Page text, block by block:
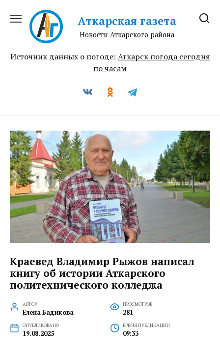
содержанию
Аткарская газета
Новости Аткарского района
Источник данных о погоде: Аткарск погода сегодня
по часам
Краевед Владимир Рыжов написал
книгу об истории Аткарского
политехнического колледжа
АВТОР
Елена Бадикова
ПРОСМОТРОВ
281
ОПУБЛИКОВАНО
19.08.2025
ВРЕМЯ ПУБЛИКАЦИИ
09:33